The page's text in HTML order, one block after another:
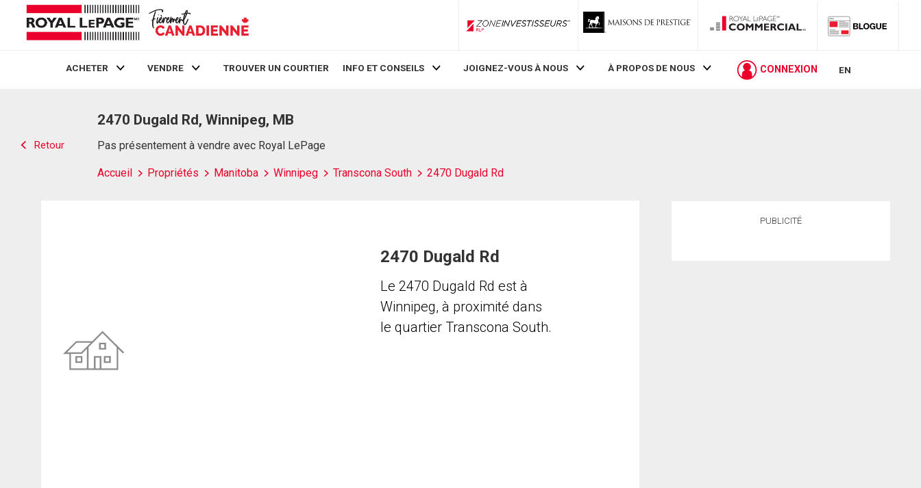
ZoneInvestisseurs RLP
ACHETER VENDRE TROUVER UN COURTIER INFO ET CONSEILS JOIGNEZ-VOUS À NOUS À PROPOS DE NOUS CONNEXION EN
Retour
2470 Dugald Rd, Winnipeg, MB
Pas présentement à vendre avec Royal LePage
Accueil Propriétés Manitoba Winnipeg Transcona South 2470 Dugald Rd
2470 Dugald Rd
Le 2470 Dugald Rd est à
Winnipeg, à proximité dans
le quartier Transcona South.
PUBLICITÉ